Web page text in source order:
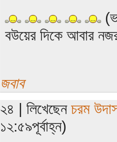
বউয়ের দিকে আবার
জবাব
২৪ | লিখেছেন চরম
১২:৫৯পূর্বাহ্ন)